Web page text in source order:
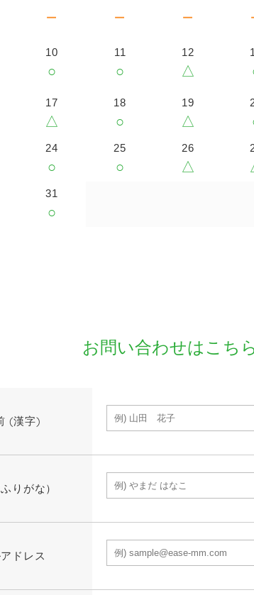
－ － －
10
○
11
○
12
△
17
△
18
○
19
△
24
○
25
○
26
△
31
○
お問い合わせはこち
(漢字)
りがな）
ドレス